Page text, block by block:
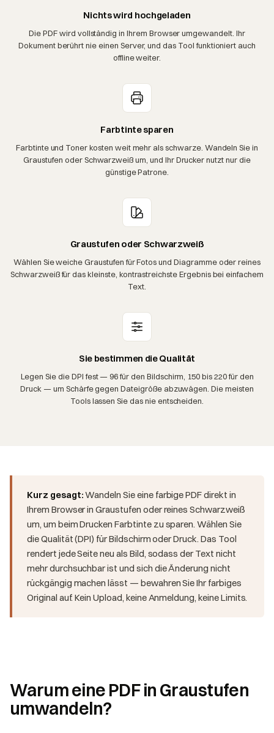
Nichts wird hochgeladen
Die PDF wird vollständig in Ihrem Browser umgewandelt. Ihr
Dokument berührt nie einen Server, und das Tool funktioniert auch
offline weiter.
Farbtinte sparen
Farbtinte und Toner kosten weit mehr als schwarze. Wandeln Sie in
Graustufen oder Schwarzweiß um, und Ihr Drucker nutzt nur die
günstige Patrone.
Graustufen oder Schwarzweiß
Wählen Sie weiche Graustufen für Fotos und Diagramme oder reines
Schwarzweiß für das kleinste, kontrastreichste Ergebnis bei einfachem
Text.
Sie bestimmen die Qualität
Legen Sie die DPI fest — 96 für den Bildschirm, 150 bis 220 für den
Druck — um Schärfe gegen Dateigröße abzuwägen. Die meisten
Tools lassen Sie das nie entscheiden.
Kurz gesagt:Wandeln Sie eine farbige PDF direkt in
Ihrem Browser in Graustufen oder reines Schwarzweiß
um, um beim Drucken Farbtinte zu sparen. Wählen Sie
die Qualität (DPI) für Bildschirm oder Druck. Das Tool
rendert jede Seite neu als Bild, sodass der Text nicht
mehr durchsuchbar ist und sich die Änderung nicht
rückgängig machen lässt — bewahren Sie Ihr farbiges
Original auf. Kein Upload, keine Anmeldung, keine Limits.
Warum eine PDF in Graustufen
umwandeln?